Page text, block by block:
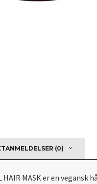
(0)
HAIR MASK er en